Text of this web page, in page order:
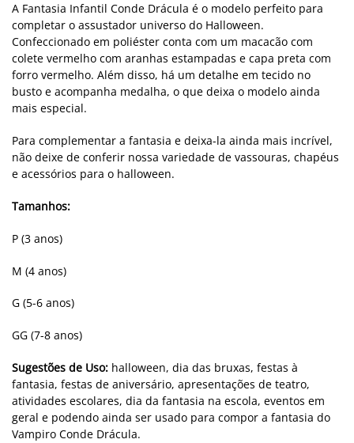
A Fantasia Infantil Conde Drácula é o modelo perfeito para
completar o assustador universo do Halloween.
Confeccionado em poliéster conta com um macacão com
colete vermelho com aranhas estampadas e capa preta com
forro vermelho. Além disso, há um detalhe em tecido no
busto e acompanha medalha, o que deixa o modelo ainda
mais especial.
Para complementar a fantasia e deixa-la ainda mais incrível,
não deixe de conferir nossa variedade de vassouras, chapéus
e acessórios para o halloween.
Tamanhos:
P (3 anos)
M (4 anos)
G (5-6 anos)
GG (7-8 anos)
Sugestões de Uso: halloween, dia das bruxas, festas à
fantasia, festas de aniversário, apresentações de teatro,
atividades escolares, dia da fantasia na escola, eventos em
geral e podendo ainda ser usado para compor a fantasia do
Vampiro Conde Drácula.